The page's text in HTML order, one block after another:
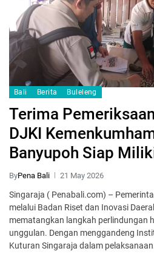
Bali Berita Buleleng
Terima
DJKI
Banyupoh Siap
ByPena Bali 21 May 2026
Singaraja ( Penabali.com) –
melalui Badan Riset dan Inovasi
mematangkan langkah perlindungan
unggulan. Dengan menggandeng
Kuturan Singaraja dalam